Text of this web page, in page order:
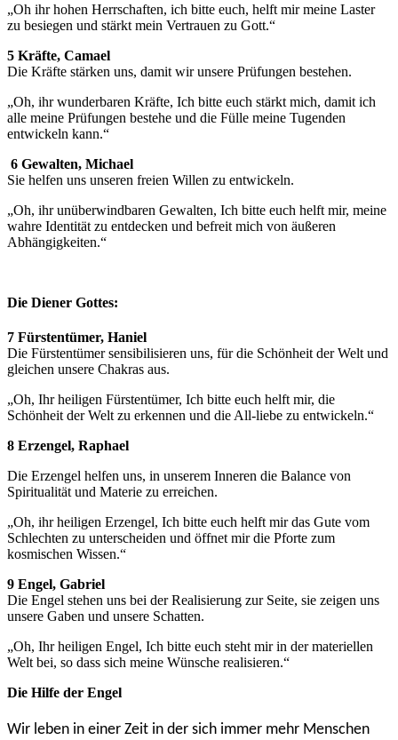
„Oh ihr hohen Herrschaften, ich bitte euch, helft mir meine Laster
zu besiegen und stärkt mein Vertrauen zu Gott.“
5 Kräfte, Camael
Die Kräfte stärken uns, damit wir unsere Prüfungen bestehen.
„Oh, ihr wunderbaren Kräfte, Ich bitte euch stärkt mich, damit ich
alle meine Prüfungen bestehe und die Fülle meine Tugenden
entwickeln kann.“
6 Gewalten, Michael
Sie helfen uns unseren freien Willen zu entwickeln.
„Oh, ihr unüberwindbaren Gewalten, Ich bitte euch helft mir, meine
wahre Identität zu entdecken und befreit mich von äußeren
Abhängigkeiten.“
Die Diener Gottes:
7 Fürstentümer, Haniel
Die Fürstentümer sensibilisieren uns, für die Schönheit der Welt und
gleichen unsere Chakras aus.
„Oh, Ihr heiligen Fürstentümer, Ich bitte euch helft mir, die
Schönheit der Welt zu erkennen und die All-liebe zu entwickeln.“
8 Erzengel, Raphael
Die Erzengel helfen uns, in unserem Inneren die Balance von
Spiritualität und Materie zu erreichen.
„Oh, ihr heiligen Erzengel, Ich bitte euch helft mir das Gute vom
Schlechten zu unterscheiden und öffnet mir die Pforte zum
kosmischen Wissen.“
9 Engel, Gabriel
Die Engel stehen uns bei der Realisierung zur Seite, sie zeigen uns
unsere Gaben und unsere Schatten.
„Oh, Ihr heiligen Engel, Ich bitte euch steht mir in der materiellen
Welt bei, so dass sich meine Wünsche realisieren.“
Die Hilfe der Engel
Wir leben in einer Zeit in der sich immer mehr Menschen